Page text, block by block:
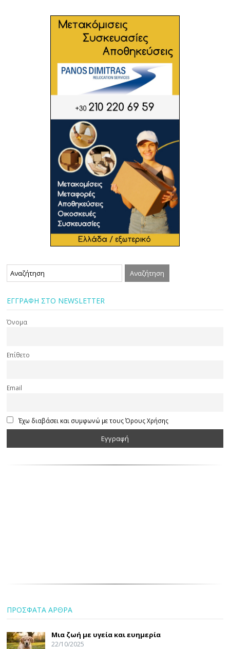
ΕΓΓΡΑΦΗ ΣΤΟ NEWSLETTER
Όνομα
Επίθετο
Email
Έχω διαβάσει και συμφωνώ με τους Όρους Χρήσης
ΠΡΟΣΦΑΤΑ ΑΡΘΡΑ
Μια ζωή με υγεία και ευημερία
22/10/2025